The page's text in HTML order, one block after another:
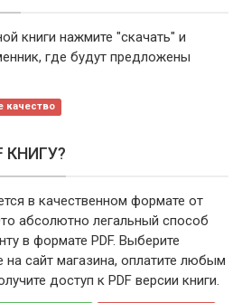
книги нажмите "скачать" и
где будут предложены
качество
КНИГУ?
в качественном формате от
абсолютно легальный способ
в формате PDF. Выберите
на сайт магазина, оплатите любым
доступ к PDF версии книги.